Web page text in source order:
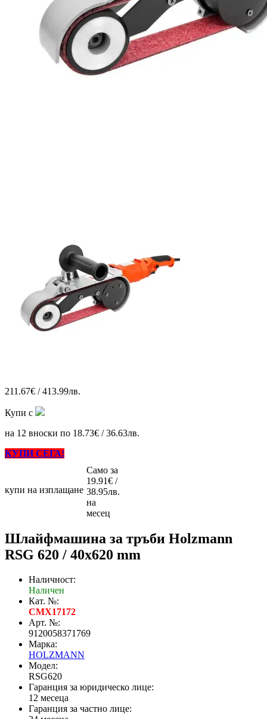
211.67€ / 413.99лв.
Купи с
на 12 вноски по 18.73€ / 36.63лв.
КУПИ СЕГА!
купи на изплащане
Само за
19.91€ /
38.95лв.
на
месец
Шлайфмашина за тръби Holzmann
RSG 620 / 40x620 mm
Наличност:
Наличен
Кат. №:
CMX17172
Арт. №:
9120058371769
Марка:
HOLZMANN
Модел:
RSG620
Гаранция за юридическо лице:
12 месеца
Гаранция за частно лице: